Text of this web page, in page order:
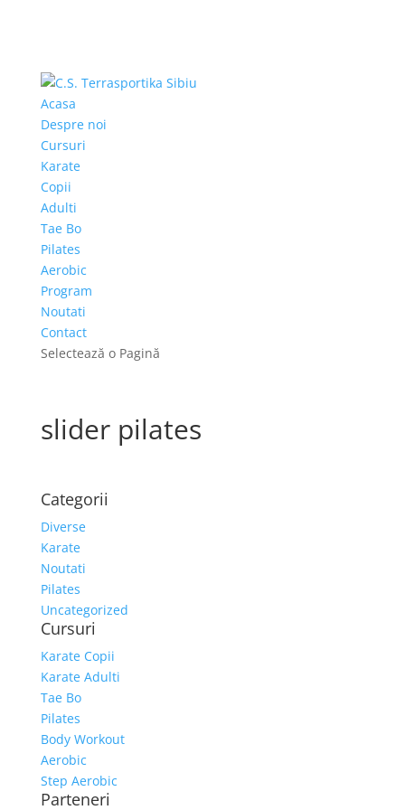
Acasa
Despre noi
Cursuri
Karate
Copii
Adulti
Tae Bo
Pilates
Aerobic
Program
Noutati
Contact
Selectează o Pagină
slider pilates
Categorii
Diverse
Karate
Noutati
Pilates
Uncategorized
Cursuri
Karate Copii
Karate Adulti
Tae Bo
Pilates
Body Workout
Aerobic
Step Aerobic
Parteneri